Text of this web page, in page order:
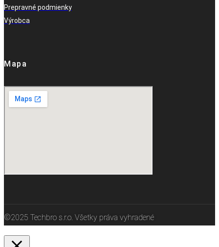
Prepravné podmienky
Výrobca
Mapa
©2025 Techbro s.r.o. Všetky práva vyhradené